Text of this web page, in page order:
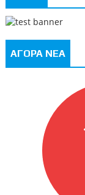
ΑΓΟΡΑ ΝΕΑ